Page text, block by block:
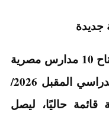
وأوضحت الوزارة أنه سيتم افتتاح 10 مدارس مصرية
يابانية جديدة مع بداية العام الدراسي المقبل 2026/
إلى 69 مدرسة قائمة حاليًا، ليصل